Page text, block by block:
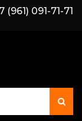
(961) 091-71-71